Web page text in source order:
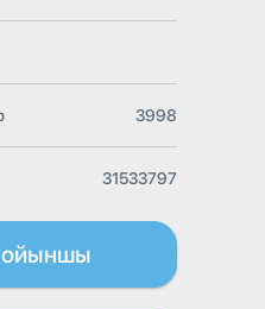
3998
31533797